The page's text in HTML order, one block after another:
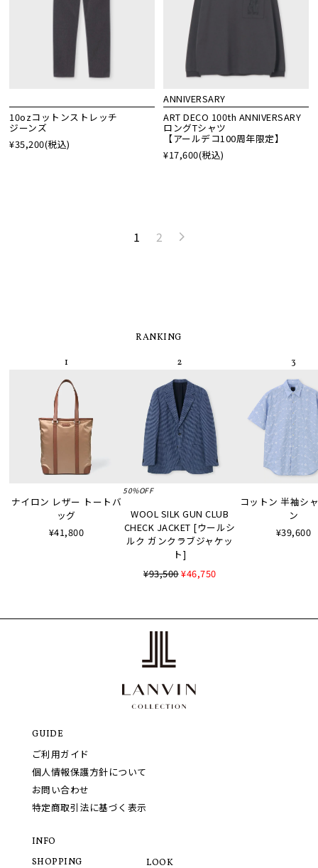
10ozコットンストレッチ
ジーンズ
¥35,200(税込)
ANNIVERSARY
ART DECO 100th ANNIVERSARY
ロングTシャツ
【アールデコ100周年限定】
¥17,600(税込)
1 2
RANKING
ナイロン レザー トートバ
ッグ
¥41,800
50%OFF
WOOL SILK GUN CLUB
CHECK JACKET [ウールシ
ルク ガンクラブジャケッ
ト]
¥93,500¥46,750
コットン 半袖シ
ン
¥39,600
GUIDE
ご利用ガイド
個人情報保護方針について
お問い合わせ
特定商取引法に基づく表示
INFO
SHOPPING
LOOK